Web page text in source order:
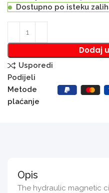
Dostupno po isteku
Dodaj
Usporedi
Podijeli
Metode
plaćanje
Opis
The hydraulic magnetic